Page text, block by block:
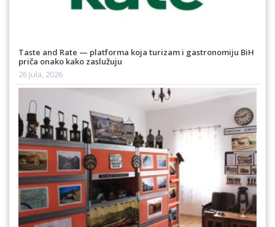
Taste and Rate — platforma koja turizam i gastronomiju BiH
priča onako kako zaslužuju
26 Jula, 2026